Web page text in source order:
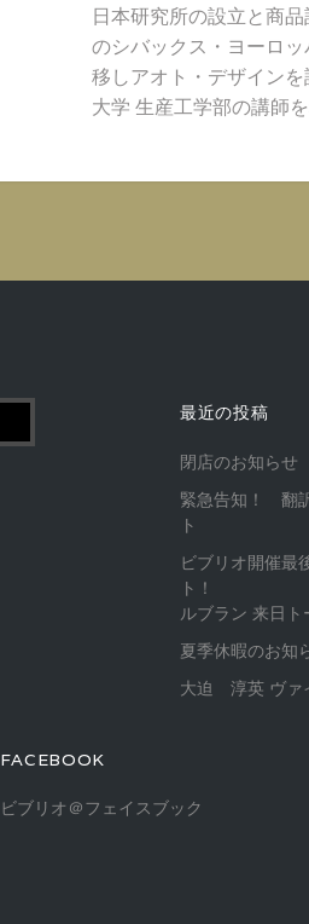
日本研究所の設立と商
のシバックス・ヨーロ
移しアオト・デザイン
大学 生産工学部の講師
最近の投稿
閉店のお知らせ
緊急告知！ 翻
ト
ビブリオ開催最
ト！ 著
ルブラン 来日ト
夏季休暇のお知
大迫 淳英 ヴァ
FACEBOOK
ビブリオ＠フェイスブック